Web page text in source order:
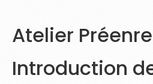
Atelier
Introduction